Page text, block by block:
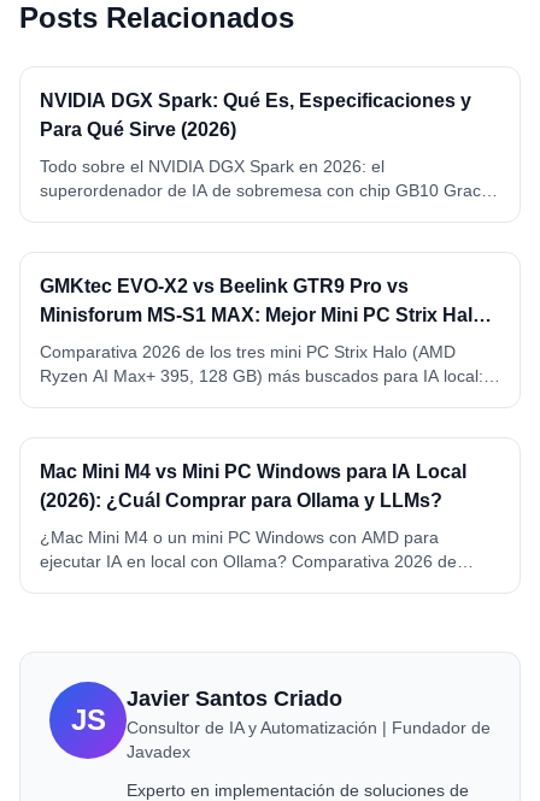
Posts Relacionados
NVIDIA DGX Spark: Qué Es, Especificaciones y
Para Qué Sirve (2026)
Todo sobre el NVIDIA DGX Spark en 2026: el
superordenador de IA de sobremesa con chip GB10 Grace
GMKtec EVO-X2 vs Beelink GTR9 Pro vs
Minisforum MS-S1 MAX: Mejor Mini PC Strix Halo
para IA Local (2026)
Comparativa 2026 de los tres mini PC Strix Halo (AMD
Ryzen AI Max+ 395, 128 GB) más buscados para IA local:
Mac Mini M4 vs Mini PC Windows para IA Local
(2026): ¿Cuál Comprar para Ollama y LLMs?
¿Mac Mini M4 o un mini PC Windows con AMD para
ejecutar IA en local con Ollama? Comparativa 2026 de
JS
Javier Santos Criado
Consultor de IA y Automatización | Fundador de
Javadex
Experto en implementación de soluciones de